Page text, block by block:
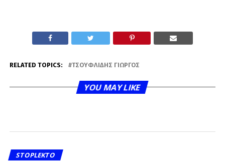
RELATED TOPICS: ΤΣΟΥΦΛΊΔΗΣ ΓΙΏΡΓΟΣ
YOU MAY LIKE
STOPLEKTO